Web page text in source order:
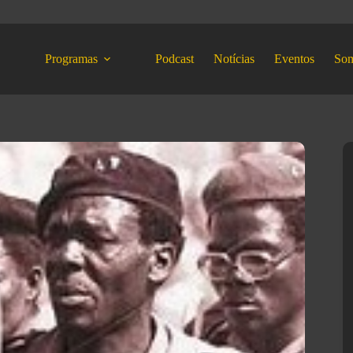
Programas Podcast Notícias Eventos